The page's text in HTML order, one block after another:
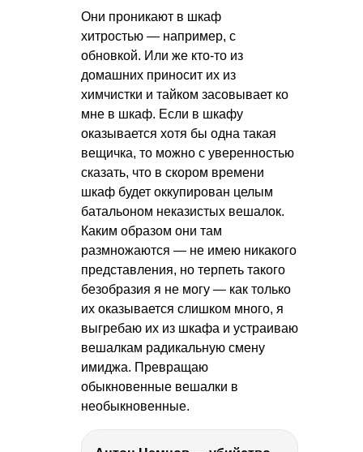
Они проникают в шкаф
хитростью — например, с
обновкой. Или же кто-то из
домашних приносит их из
химчистки и тайком засовывает ко
мне в шкаф. Если в шкафу
оказывается хотя бы одна такая
вещичка, то можно с уверенностью
сказать, что в скором времени
шкаф будет оккупирован целым
батальоном неказистых вешалок.
Каким образом они там
размножаются — не имею никакого
представления, но терпеть такого
безобразия я не могу — как только
их оказывается слишком много, я
выгребаю их из шкафа и устраиваю
вешалкам радикальную смену
имиджа. Превращаю
обыкновенные вешалки в
необыкновенные.